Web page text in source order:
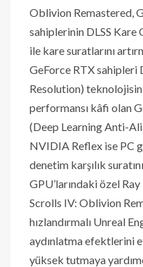
Oblivion Remastered,
sahiplerinin DLSS Kare
ile kare suratlarını
GeForce RTX sahipleri
Resolution)
performansı kâfi olan
(Deep Learning Anti-
NVIDIA Reflex ise PC
denetim karşılık
GPU’larındaki özel
Scrolls IV: Oblivion
hızlandırmalı Unreal
aydınlatma efektlerini
yüksek tutmaya